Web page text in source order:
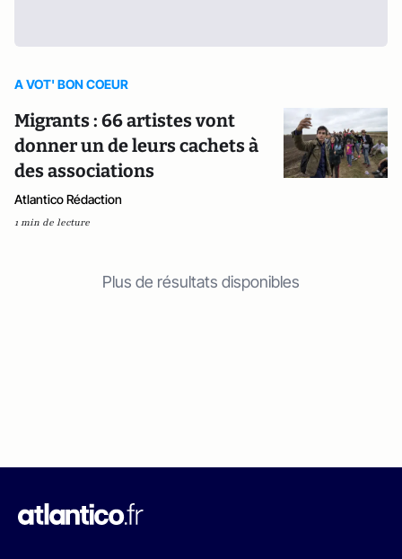
A VOT' BON COEUR
Migrants : 66 artistes vont
donner un de leurs cachets à
des associations
Atlantico Rédaction
1 min de lecture
Plus de résultats disponibles